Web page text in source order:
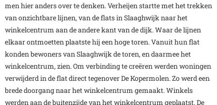
men hier anders over te denken. Verheijen startte met het trekken
van onzichtbare lijnen, van de flats in Slaaghwijk naar het
winkelcentrum aan de andere kant van de dijk. Waar de lijnen
elkaar ontmoetten plaatste hij een hoge toren. Vanuit hun flat
konden bewoners van Slaaghwijk de toren, en daarmee het
winkelcentrum, zien. Om verbinding te creëren werden woningen
verwijderd in de flat direct tegenover De Kopermolen. Zo werd een
brede doorgang naar het winkelcentrum gemaakt. Winkels
werden aan de buitenzijde van het winkelcentrum geplaatst. De